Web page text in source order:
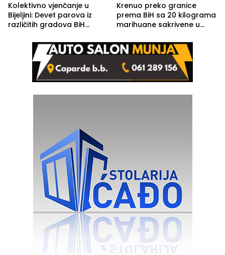
Kolektivno vjenčanje u
Bijeljini: Devet parova iz
različitih gradova BiH
Krenuo preko granice
prema BiH sa 20 kilograma
marihuane sakrivene u